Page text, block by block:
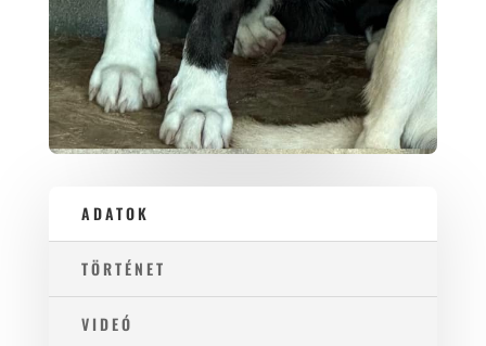
ADATOK
TÖRTÉNET
VIDEÓ